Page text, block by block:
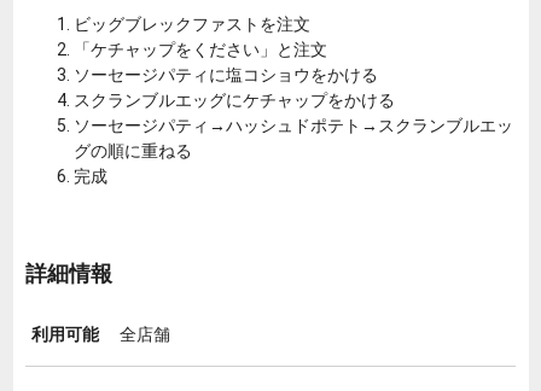
ビッグブレックファストを注文
「ケチャップをください」と注文
ソーセージパティに塩コショウをかける
スクランブルエッグにケチャップをかける
ソーセージパティ→ハッシュドポテト→スクランブルエッ
グの順に重ねる
完成
詳細情報
利用可能 全店舗